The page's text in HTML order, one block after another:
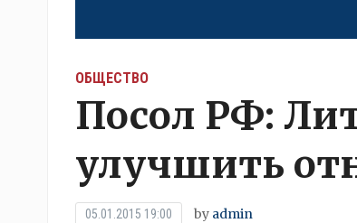
ОБЩЕСТВО
Посол РФ:
улучшить
05.01.2015 19:00 by admin